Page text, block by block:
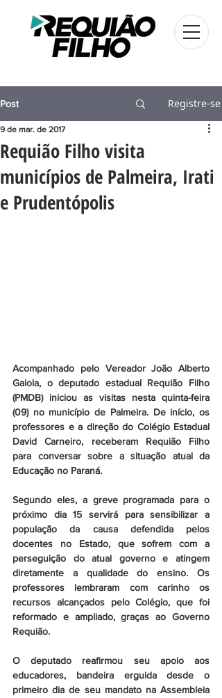
Post Registre-se
Requião Filho visita
municípios de Palmeira, Irati
e Prudentópolis
9 de mar. de 2017
Acompanhado pelo Vereador João Alberto
Gaiola, o deputado estadual Requião Filho
(PMDB) iniciou as visitas nesta quinta-feira
(09) no município de Palmeira. De início, os
professores e a direção do Colégio Estadual
David Carneiro, receberam Requião Filho
para conversar sobre a situação atual da
Educação no Paraná.
Segundo eles, a greve programada para o
próximo dia 15 servirá para sensibilizar a
população da causa defendida pelos
docentes no Estado, que sofrem com a
perseguição do atual governo e atingem
diretamente a qualidade do ensino. Os
professores lembraram com carinho os
recursos alcançados pelo Colégio, que foi
reformado e ampliado, graças ao Governo
Requião.
O deputado reafirmou seu apoio aos
educadores, bandeira erguida desde o
primeiro dia de seu mandato na Assembleia